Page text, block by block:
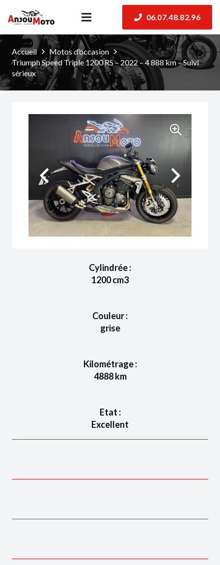
06.07.48.82.96
Accueil
Motos d’occasion
Triumph Speed Triple 1200 RS – 2022 – 4 888 km – Suivi
sérieux
Cylindrée :
1200cm3
Couleur :
grise
Kilométrage :
4888km
Etat :
Excellent